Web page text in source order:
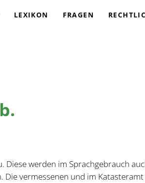
LEXIKON FRAGEN
werden im Sprachgebrauch
vermessenen und im